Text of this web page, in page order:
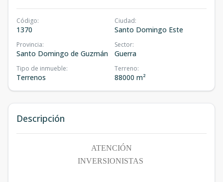
Código:
1370
Ciudad:
Santo Domingo Este
Provincia:
Santo Domingo de Guzmán
Sector:
Guerra
Tipo de inmueble:
Terrenos
Terreno:
88000 m²
Descripción
ATENCIÓN
INVERSIONISTAS